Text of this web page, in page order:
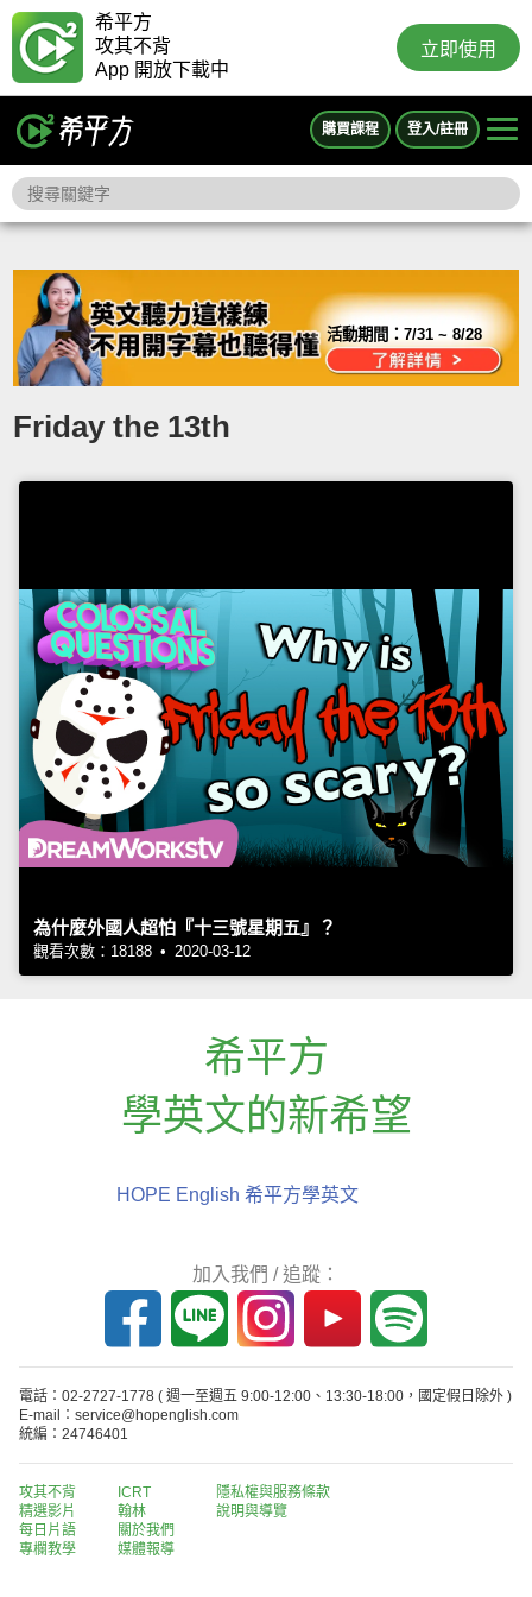
希平方
攻其不背
App 開放下載中
立即使用
購買課程 登入/註冊
活動期間：7/31 ~ 8/28
Friday the 13th
為什麼外國人超怕『十三號星期五』？
觀看次數：18188 • 2020-03-12
希平方
學英文的新希望
HOPE English 希平方學英文
加入我們 / 追蹤：
電話：02-2727-1778 ( 週一至週五 9:00-12:00、13:30-18:00，國定假日除外 )
E-mail：service@hopenglish.com
統編：24746401
攻其不背
精選影片
每日片語
專欄教學
ICRT
翰林
關於我們
媒體報導
隱私權與服務條款
說明與導覽